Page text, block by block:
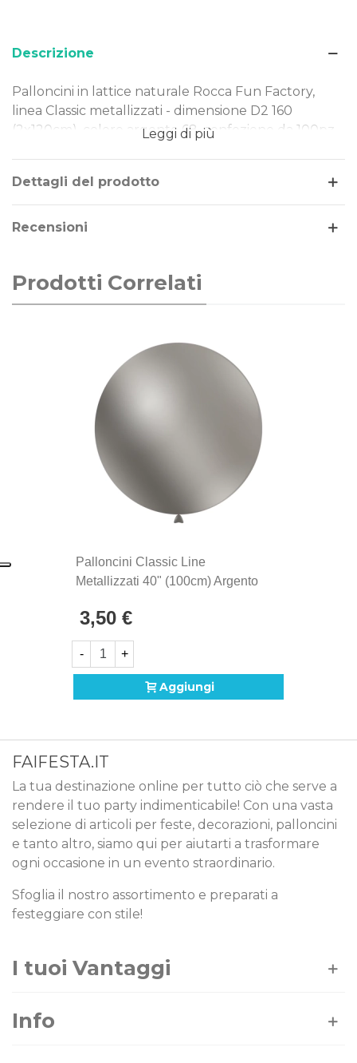
Descrizione
Palloncini in lattice naturale Rocca Fun Factory,
linea Classic metallizzati - dimensione D2 160
(2x120cm), colore argento 68, confezione da 100pz.
Dimensione: D2 160 (2x120cm)
Tipo Colore: metallizzati
Gonfiaggio: aria
rendendoli una scelta ideale per ogni evento.
Perfetti per decorazioni di piccole e grandi
dimensioni, offrono qualità e versatilità in ogni
La linea di palloncini Classic Line sono gli storici
palloncini Rocca Fun Factory, prodotti in Italia dal
1902. Si distinguono per la qualità eccezionale e la
produzione Made in Italy, sinonimo di maestria
artigianale e attenzione ai dettagli.
Leggi di più
Dettagli del prodotto
Recensioni
Prodotti Correlati
Palloncini Classic Line
Metallizzati 40" (100cm) Argento
3,50 €
- +
Aggiungi
FAIFESTA.IT
La tua destinazione online per tutto ciò che serve a
rendere il tuo party indimenticabile! Con una vasta
selezione di articoli per feste, decorazioni, palloncini
e tanto altro, siamo qui per aiutarti a trasformare
ogni occasione in un evento straordinario.
Sfoglia il nostro assortimento e preparati a
festeggiare con stile!
I tuoi Vantaggi
Info